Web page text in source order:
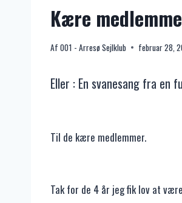
Kære
Af 001 - Arresø Sejlklub februar 28,
Eller : En svanesang fra en
Til de kære medlemmer.
Tak for de 4 år jeg fik lov at